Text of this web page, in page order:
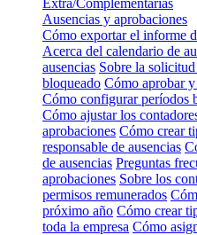
Ausencias y aprobaciones
Cómo exportar el informe
Acerca del calendario de
ausencias Sobre la
bloqueado Cómo aprobar y
Cómo configurar períodos
Cómo ajustar los
aprobaciones Cómo crear
responsable de ausencias
de ausencias Preguntas
aprobaciones Sobre los
permisos remunerados
próximo año Cómo crear
toda la empresa Cómo